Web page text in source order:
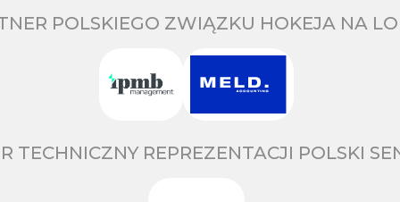
POLSKIEGO ZWIĄZKU HOKEJA NA
TECHNICZNY REPREZENTACJI POLSKI